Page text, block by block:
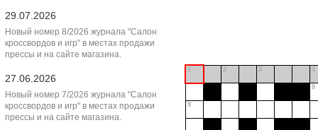
29.07.2026
Новый номер 8/2026 журнала "Салон
кроссвордов и игр" в местах продажи
прессы и на сайте магазина.
27.06.2026
Новый номер 7/2026 журнала "Салон
кроссвордов и игр" в местах продажи
прессы и на сайте магазина.
1 2 3 4
8
9